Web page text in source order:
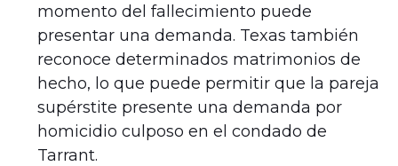
momento del fallecimiento puede
presentar una demanda. Texas también
reconoce determinados matrimonios de
hecho, lo que puede permitir que la pareja
supérstite presente una demanda por
homicidio culposo en el condado de
Tarrant.